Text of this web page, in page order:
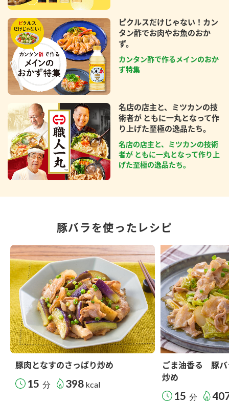
ピクルスだけじゃない！カン
タン酢でお肉やお魚のおか
ず。
カンタン酢で作るメインのおか
ず特集
名店の店主と、ミツカンの技
術者が ともに一丸となって作
り上げた至極の逸品たち。
名店の店主と、ミツカンの技術
者が ともに一丸となって作り上
げた至極の逸品たち。
豚バラを使ったレシピ
豚肉となすのさっぱり炒め
15 分 398 kcal
ごま油香る 豚バ
炒め
15 分